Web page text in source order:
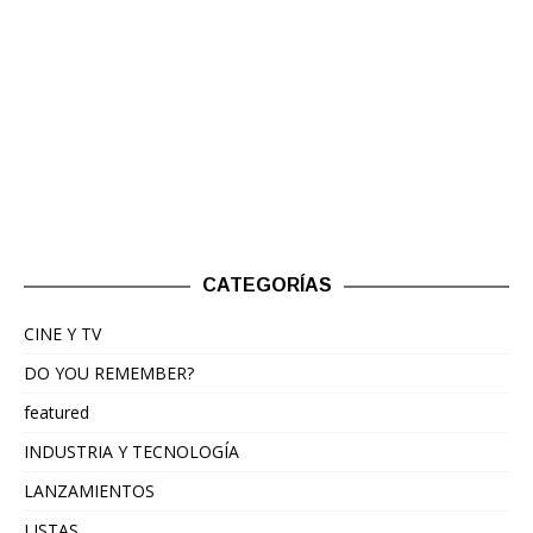
CATEGORÍAS
CINE Y TV
DO YOU REMEMBER?
featured
INDUSTRIA Y TECNOLOGÍA
LANZAMIENTOS